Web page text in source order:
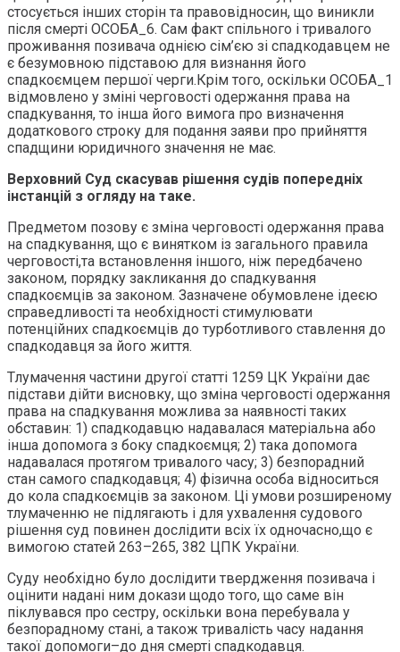
стосується інших сторін та правовідносин, що виникли
після смерті ОСОБА_6. Сам факт спільного і тривалого
проживання позивача однією сім’єю зі спадкодавцем не
є безумовною підставою для визнання його
спадкоємцем першої черги.Крім того, оскільки ОСОБА_1
відмовлено у зміні черговості одержання права на
спадкування, то інша його вимога про визначення
додаткового строку для подання заяви про прийняття
спадщини юридичного значення не має.
Верховний Суд скасував рішення судів попередніх
інстанцій з огляду на таке.
Предметом позову є зміна черговості одержання права
на спадкування, що є винятком із загального правила
черговості,та встановлення іншого, ніж передбачено
законом, порядку закликання до спадкування
спадкоємців за законом. Зазначене обумовлене ідеєю
справедливості та необхідності стимулювати
потенційних спадкоємців до турботливого ставлення до
спадкодавця за його життя.
Тлумачення частини другої статті 1259 ЦК України дає
підстави дійти висновку, що зміна черговості одержання
права на спадкування можлива за наявності таких
обставин: 1) спадкодавцю надавалася матеріальна або
інша допомога з боку спадкоємця; 2) така допомога
надавалася протягом тривалого часу; 3) безпорадний
стан самого спадкодавця; 4) фізична особа відноситься
до кола спадкоємців за законом. Ці умови розширеному
тлумаченню не підлягають і для ухвалення судового
рішення суд повинен дослідити всіх їх одночасно,що є
вимогою статей 263–265, 382 ЦПК України.
Cуду необхідно було дослідити твердження позивача і
оцінити надані ним докази щодо того, що саме він
піклувався про сестру, оскільки вона перебувала у
безпорадному стані, а також тривалість часу надання
такої допомоги–до дня смерті спадкодавця.